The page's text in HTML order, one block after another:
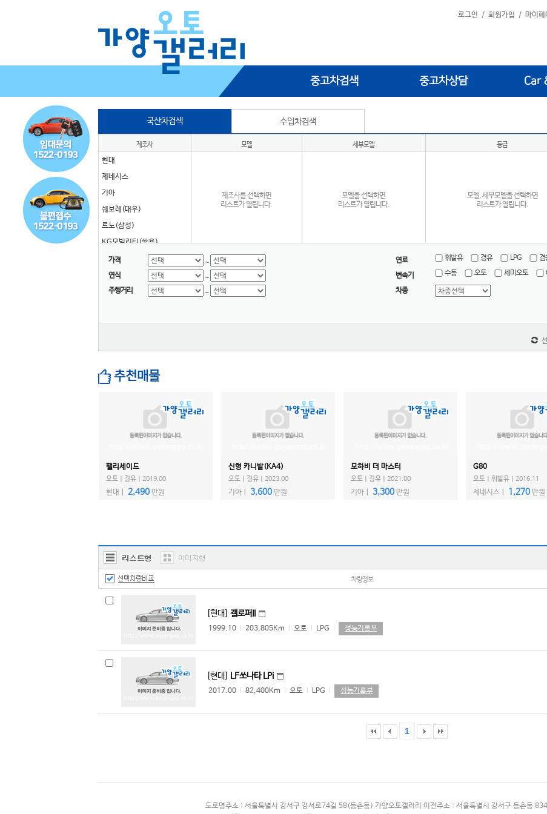
로그인 / 회원가입 / 마이페
중고차검색 중고차상담 Car
국산차검색 수입차검색
제조사
현대
제네시스
기아
쉐보레(대우)
르노(삼성)
KG모빌리티(쌍용)
타타대우
대우버스
AD 모터스
대창모터스(루트17)
마스타
세보모빌리티(캠시스)
에디슨모터스
이비온
한국쓰리축
한국메리트
한국특장기술
한국쓰리축공업
명성정공
수성특장
동해기계항공
카셈
모델
제조사를 선택하면
리스트가 열립니다.
세부모델
모델을 선택하면
리스트가 열립니다.
등급
모델, 세부모델을 선택하면
리스트가 열립니다.
가격 ~ 연료 휘발유 경유 LPG 겸
연식 ~ 변속기 수동 오토 세미오토
주행거리 ~ 차종
추천매물
팰리세이드
오토ㅣ경유ㅣ2019.00
현대ㅣ 2,490 만원
신형 카니발(KA4)
오토ㅣ경유ㅣ2023.00
기아ㅣ 3,600 만원
모하비 더 마스터
오토ㅣ경유ㅣ2021.00
기아ㅣ 3,300 만원
G80
오토ㅣ휘발유ㅣ2016.11
제네시스ㅣ 1,270 만원
차량정보
[현대] 갤로퍼II
1999.10 l 203,805Km l 오토 l LPG l 성능기록부
[현대] LF쏘나타 LPi
2017.00 l 82,400Km l 오토 l LPG l 성능기록부
1
도로명주소 : 서울특별시 강서구 강서로74길 58(등촌동) 가양오토갤러리 이전주소 : 서울특별시 강서구 등촌동